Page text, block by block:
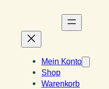
Mein Konto
Shop
Warenkorb